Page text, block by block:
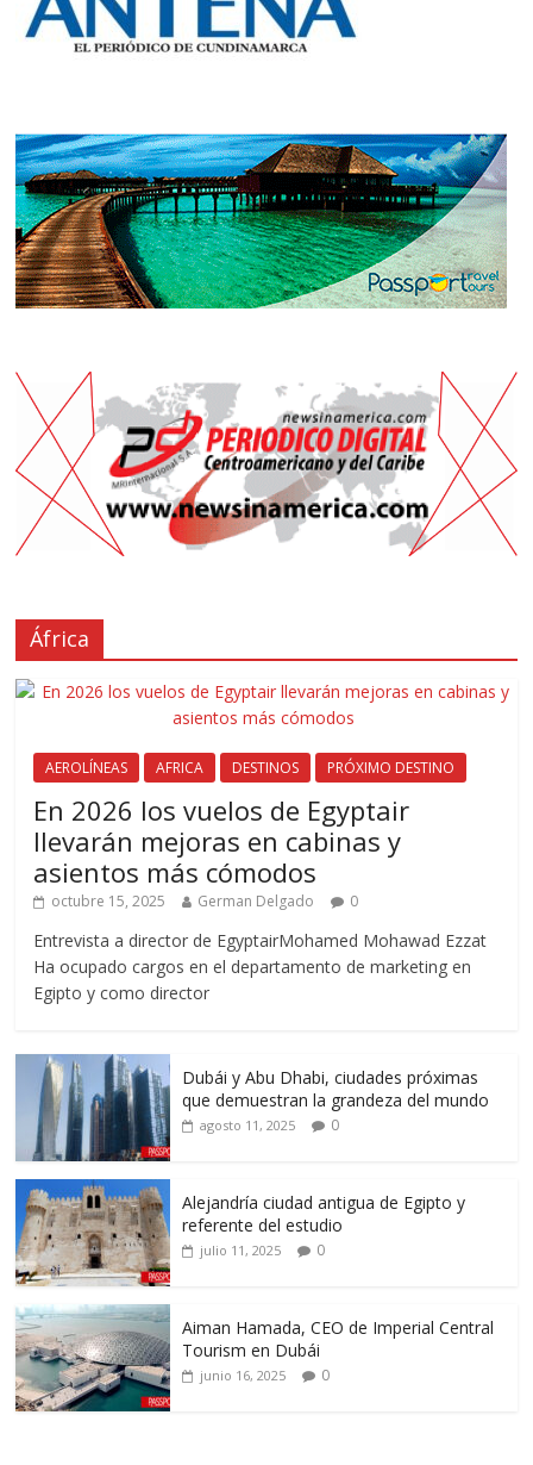
África
AEROLÍNEAS AFRICA DESTINOS PRÓXIMO DESTINO
En 2026 los vuelos de Egyptair
llevarán mejoras en cabinas y
asientos más cómodos
octubre 15, 2025 German Delgado 0
Entrevista a director de EgyptairMohamed Mohawad Ezzat
Ha ocupado cargos en el departamento de marketing en
Egipto y como director
Dubái y Abu Dhabi, ciudades próximas
que demuestran la grandeza del mundo
agosto 11, 2025 0
Alejandría ciudad antigua de Egipto y
referente del estudio
julio 11, 2025 0
Aiman Hamada, CEO de Imperial Central
Tourism en Dubái
junio 16, 2025 0